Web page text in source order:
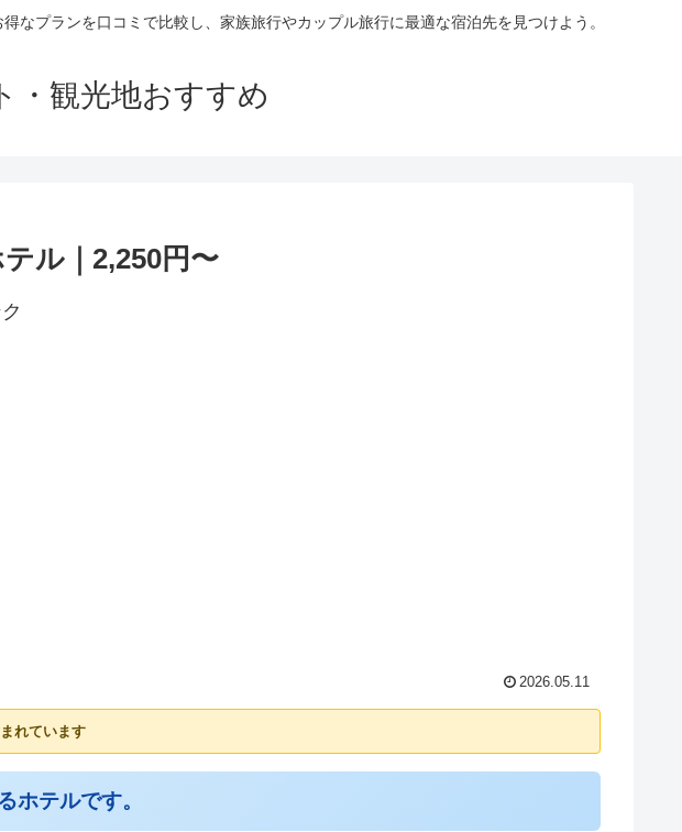
プランを口コミで比較し、家族旅行やカップル旅行に最適な宿泊先を見つけよう。
・観光地おすすめ
ル｜2,250円〜
2026.05.11
れています
ホテルです。